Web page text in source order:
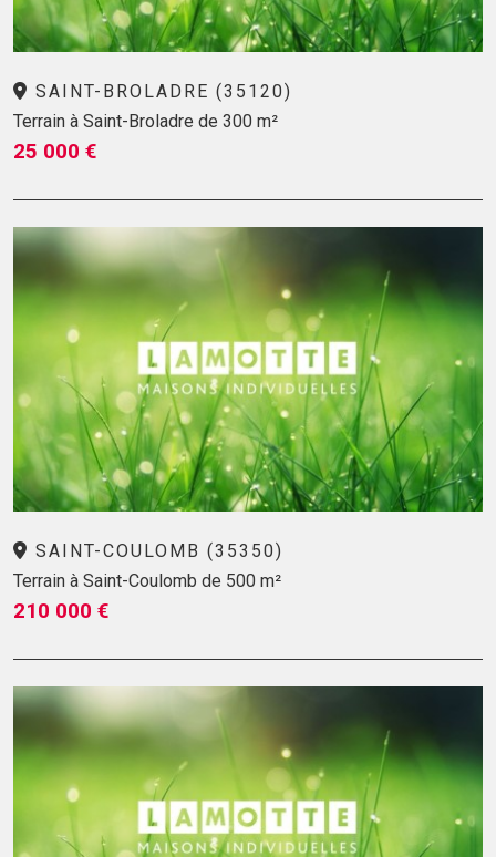
SAINT-BROLADRE (35120)
Terrain à Saint-Broladre de 300 m²
25 000 €
SAINT-COULOMB (35350)
Terrain à Saint-Coulomb de 500 m²
210 000 €